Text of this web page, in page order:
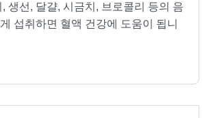
생선, 달걀, 시금치, 브로콜리 등의 음
섭취하면 혈액 건강에 도움이 됩니